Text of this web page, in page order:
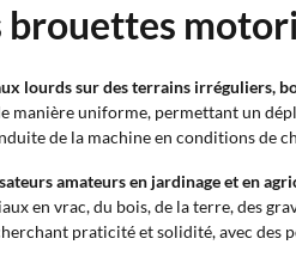
lourds sur des terrains irréguliers,
manière uniforme, permettant un
de la machine en conditions de
amateurs en jardinage et en
en vrac, du bois, de la terre, des
praticité et solidité, avec des